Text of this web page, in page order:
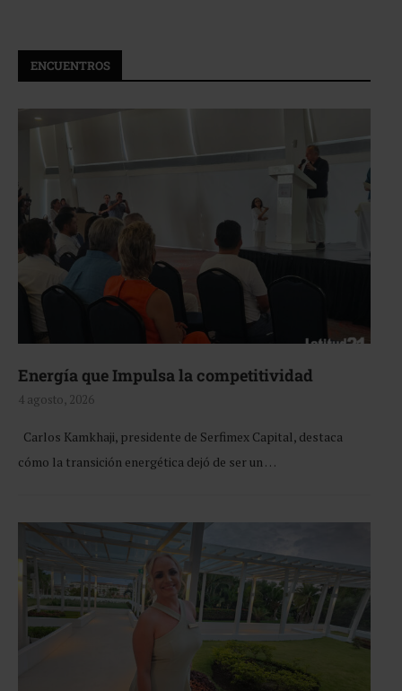
ENCUENTROS
Energía que Impulsa la competitividad
4 agosto, 2026
Carlos Kamkhaji, presidente de Serfimex Capital, destaca
cómo la transición energética dejó de ser un …